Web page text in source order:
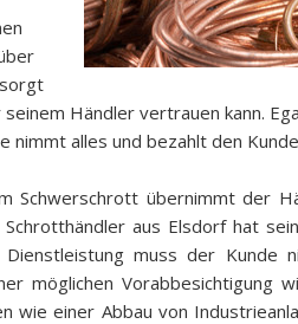
Händler vertrauen kann.
nimmt alles und bezahlt den
Schwerschrott übernimmt der
aus Elsdorf hat
Dienstleistung muss der Kunde
möglichen Vorabbesichtigung
wie einer Abbau von